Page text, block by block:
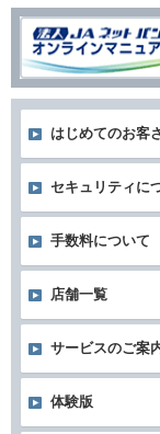
はじめてのお客
セキュリティに
手数料について
店舗一覧
サービスのご案
体験版